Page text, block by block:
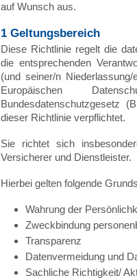
auf Wunsch aus.
1 Geltungsbereich
Diese Richtlinie regelt die
die entsprechenden
(und seiner/n
Europäischen
Bundesdatenschutzgesetz
dieser Richtlinie verpflichtet.
Sie richtet sich
Versicherer und Dienstleister.
Hierbei gelten folgende
Wahrung der
Zweckbindung
Transparenz
Datenvermeidung und
Sachliche Richtigkeit/